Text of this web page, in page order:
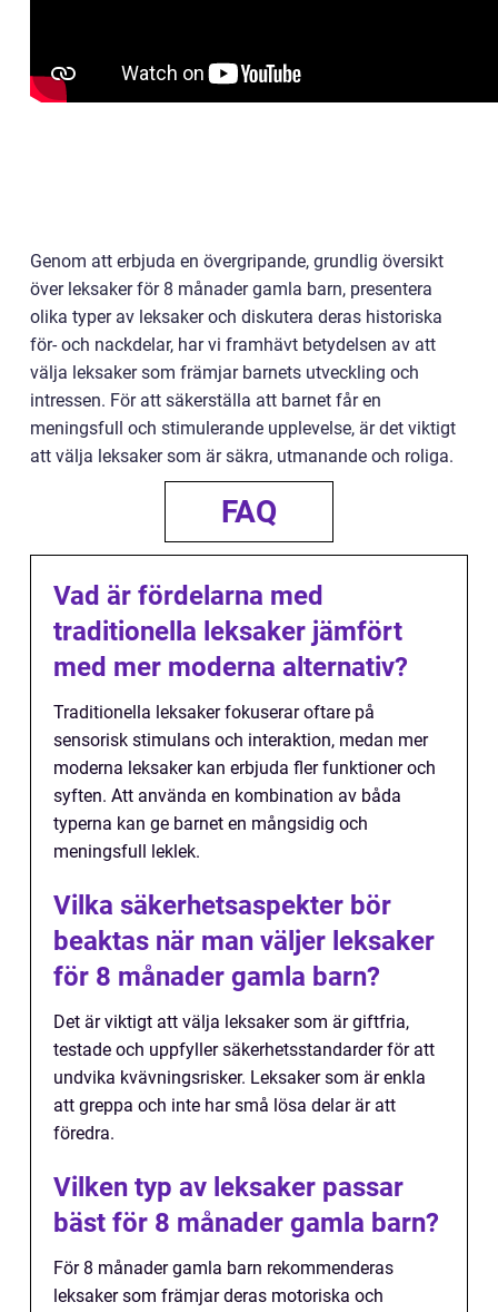
Genom att erbjuda en övergripande, grundlig översikt
över leksaker för 8 månader gamla barn, presentera
olika typer av leksaker och diskutera deras historiska
för- och nackdelar, har vi framhävt betydelsen av att
välja leksaker som främjar barnets utveckling och
intressen. För att säkerställa att barnet får en
meningsfull och stimulerande upplevelse, är det viktigt
att välja leksaker som är säkra, utmanande och roliga.
FAQ
Vad är fördelarna med
traditionella leksaker jämfört
med mer moderna alternativ?
Traditionella leksaker fokuserar oftare på
sensorisk stimulans och interaktion, medan mer
moderna leksaker kan erbjuda fler funktioner och
syften. Att använda en kombination av båda
typerna kan ge barnet en mångsidig och
meningsfull leklek.
Vilka säkerhetsaspekter bör
beaktas när man väljer leksaker
för 8 månader gamla barn?
Det är viktigt att välja leksaker som är giftfria,
testade och uppfyller säkerhetsstandarder för att
undvika kvävningsrisker. Leksaker som är enkla
att greppa och inte har små lösa delar är att
föredra.
Vilken typ av leksaker passar
bäst för 8 månader gamla barn?
För 8 månader gamla barn rekommenderas
leksaker som främjar deras motoriska och